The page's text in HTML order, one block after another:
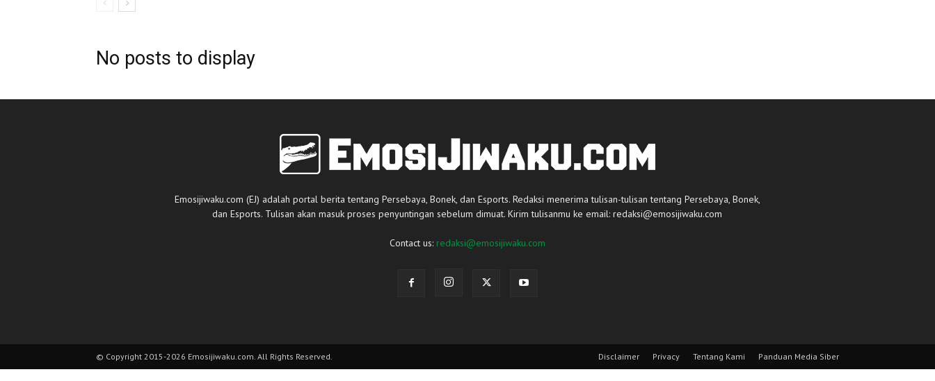
No posts to display
Emosijiwaku.com (EJ) adalah portal berita tentang Persebaya, Bonek, dan Esports. Redaksi menerima tulisan-tulisan tentang Persebaya, Bonek,
dan Esports. Tulisan akan masuk proses penyuntingan sebelum dimuat. Kirim tulisanmu ke email:redaksi@emosijiwaku.com
Contact us: redaksi@emosijiwaku.com
Disclaimer Privacy Tentang Kami Panduan Media Siber
© Copyright 2015-2026 Emosijiwaku.com. All Rights Reserved.